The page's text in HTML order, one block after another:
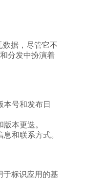
数据，尽管它不
分发中扮演着
本号和发布日
本更迭。
息和联系方式。
于标识应用的基